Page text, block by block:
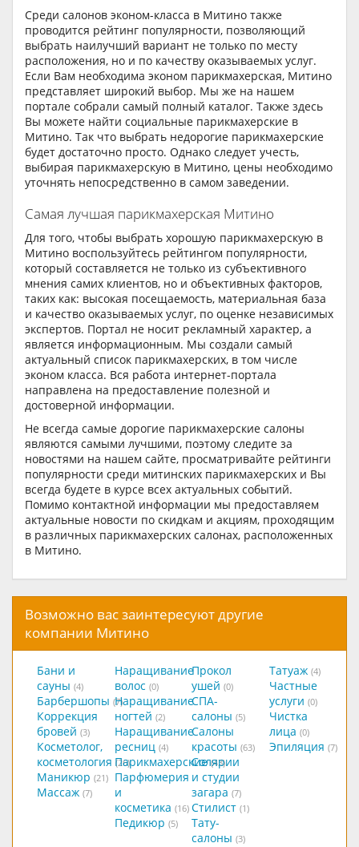
Среди салонов эконом-класса в Митино также
проводится рейтинг популярности, позволяющий
выбрать наилучший вариант не только по месту
расположения, но и по качеству оказываемых услуг.
Если Вам необходима эконом парикмахерская, Митино
представляет широкий выбор. Мы же на нашем
портале собрали самый полный каталог. Также здесь
Вы можете найти социальные парикмахерские в
Митино. Так что выбрать недорогие парикмахерские
будет достаточно просто. Однако следует учесть,
выбирая парикмахерскую в Митино, цены необходимо
уточнять непосредственно в самом заведении.
Самая лучшая парикмахерская Митино
Для того, чтобы выбрать хорошую парикмахерскую в
Митино воспользуйтесь рейтингом популярности,
который составляется не только из субъективного
мнения самих клиентов, но и объективных факторов,
таких как: высокая посещаемость, материальная база
и качество оказываемых услуг, по оценке независимых
экспертов. Портал не носит рекламный характер, а
является информационным. Мы создали самый
актуальный список парикмахерских, в том числе
эконом класса. Вся работа интернет-портала
направлена на предоставление полезной и
достоверной информации.
Не всегда самые дорогие парикмахерские салоны
являются самыми лучшими, поэтому следите за
новостями на нашем сайте, просматривайте рейтинги
популярности среди митинских парикмахерских и Вы
всегда будете в курсе всех актуальных событий.
Помимо контактной информации мы предоставляем
актуальные новости по скидкам и акциям, проходящим
в различных парикмахерских салонах, расположенных
в Митино.
Возможно вас заинтересуют другие
компании Митино
Бани и
сауны (4)
Барбершопы (7)
Коррекция
бровей (3)
Косметолог,
косметология (26)
Маникюр (21)
Массаж (7)
Наращивание
волос (0)
Наращивание
ногтей (2)
Наращивание
ресниц (4)
Парикмахерские (43)
Парфюмерия
и
косметика (16)
Педикюр (5)
Прокол
ушей (0)
СПА-
салоны (5)
Салоны
красоты (63)
Солярии
и студии
загара (7)
Стилист (1)
Тату-
салоны (3)
Татуаж (4)
Частные
услуги (0)
Чистка
лица (0)
Эпиляция (7)